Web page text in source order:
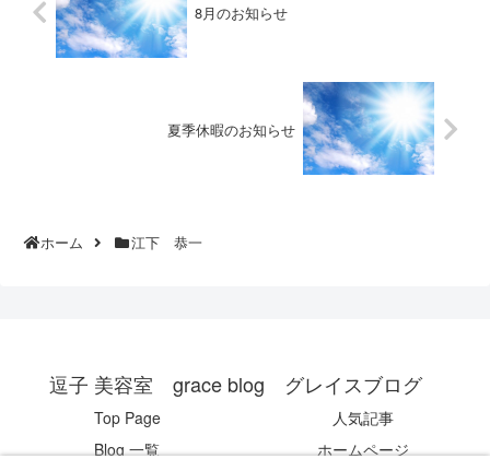
8月のお知らせ
夏季休暇のお知らせ
ホーム 江下 恭一
逗子 美容室 grace blog グレイスブログ
Top Page
人気記事
Blog 一覧
ホームページ